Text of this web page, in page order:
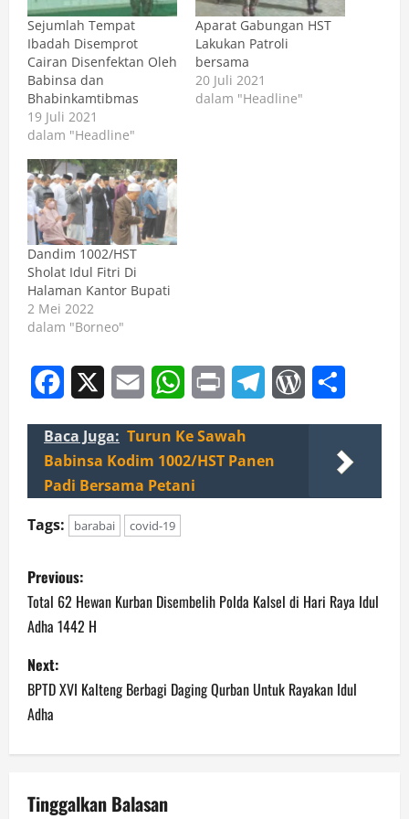
Sejumlah Tempat
Ibadah Disemprot
Cairan Disenfektan Oleh
Babinsa dan
Bhabinkamtibmas
19 Juli 2021
dalam "Headline"
Aparat Gabungan HST
Lakukan Patroli
bersama
20 Juli 2021
dalam "Headline"
Dandim 1002/HST
Sholat Idul Fitri Di
Halaman Kantor Bupati
2 Mei 2022
dalam "Borneo"
Facebook Email WhatsApp
Print TelegramWordPress
Baca Juga: Turun Ke Sawah
Babinsa Kodim 1002/HST Panen
Padi Bersama Petani
Tags:
barabai covid-19
P
o
s
t
n
a
v
Previous:
Total 62 Hewan Kurban Disembelih Polda Kalsel di Hari Raya Idul
Adha 1442 H
Next:
BPTD XVI Kalteng Berbagi Daging Qurban Untuk Rayakan Idul
Adha
Tinggalkan Balasan